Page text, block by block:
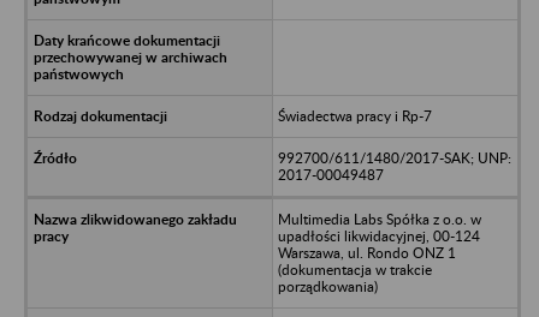
Świadectwa pracy i Rp-7
992700/611/1480/2017-SAK; UNP:
2017-00049487
Multimedia Labs Spółka z o.o. w
upadłości likwidacyjnej, 00-124
Warszawa, ul. Rondo ONZ 1
(dokumentacja w trakcie
porządkowania)